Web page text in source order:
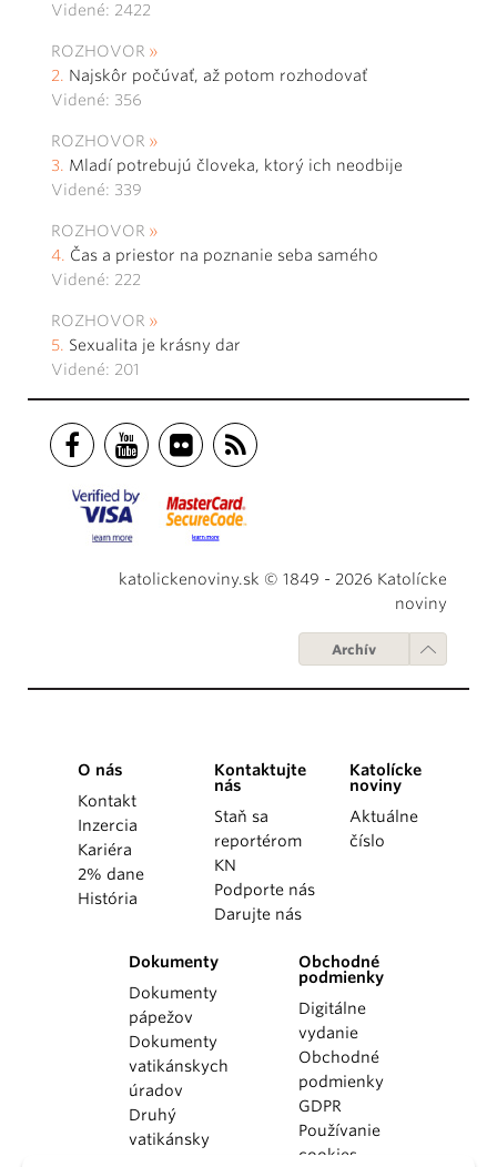
Videné: 2422
ROZHOVOR
Najskôr počúvať, až potom rozhodovať
Videné: 356
ROZHOVOR
Mladí potrebujú človeka, ktorý ich neodbije
Videné: 339
ROZHOVOR
Čas a priestor na poznanie seba samého
Videné: 222
ROZHOVOR
Sexualita je krásny dar
Videné: 201
katolickenoviny.sk © 1849 - 2026 Katolícke
noviny
Archív
O nás
Kontakt
Inzercia
Kariéra
2% dane
História
Kontaktujte
nás
Staň sa
reportérom
KN
Podporte nás
Darujte nás
Katolícke
noviny
Aktuálne
číslo
Dokumenty
Dokumenty
pápežov
Dokumenty
vatikánskych
úradov
Druhý
vatikánsky
Obchodné
podmienky
Digitálne
vydanie
Obchodné
podmienky
GDPR
Používanie
cookies